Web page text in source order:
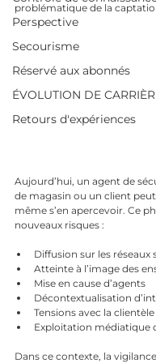
Perspective
Secourisme
Réservé aux abonnés
ÉVOLUTION DE
Retours d'expériences
problématique de la
Aujourd’hui, un agent de
de magasin ou un client
même s’en apercevoir. Ce
nouveaux risques :
Diffusion sur les réseaux
Atteinte à l’image des
Mise en cause d’agents
Décontextualisation
Tensions avec la clientèle
Exploitation médiatique
Dans ce contexte, la